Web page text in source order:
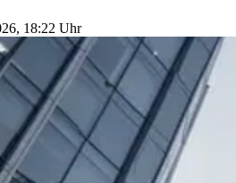
18:22 Uhr